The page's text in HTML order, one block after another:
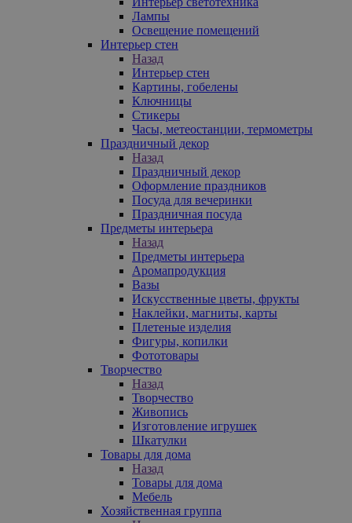
Лампы
Освещение помещений
Интерьер стен
Назад
Интерьер стен
Картины, гобелены
Ключницы
Стикеры
Часы, метеостанции, термометры
Праздничный декор
Назад
Праздничный декор
Оформление праздников
Посуда для вечеринки
Праздничная посуда
Предметы интерьера
Назад
Предметы интерьера
Аромапродукция
Вазы
Искусственные цветы, фрукты
Наклейки, магниты, карты
Плетеные изделия
Фигуры, копилки
Фототовары
Творчество
Назад
Творчество
Живопись
Изготовление игрушек
Шкатулки
Товары для дома
Назад
Товары для дома
Мебель
Хозяйственная группа